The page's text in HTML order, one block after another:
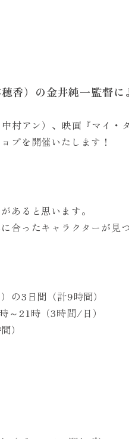
香）の金井純一監督
村アン）、映画『マイ・
プを開催いたします！
あると思います。
合ったキャラクターが見
の3日間（計9時間）
21時（3時間/日）
）